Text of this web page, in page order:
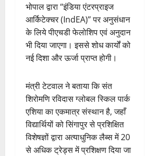
भोपाल द्वारा “इंडिया एंटरप्राइज
आर्किटेक्चर (IndEA)” पर अनुसंधान
के लिये पीएचडी फेलोशिप एवं अनुदान
भी दिया जाएगा। इससे शोध कार्यों को
नई दिशा और ऊर्जा प्राप्त होगी।
मंत्री टेटवाल ने बताया कि संत
शिरोमणि रविदास ग्लोबल स्किल पार्क
एशिया का एकमात्र संस्थान है, जहाँ
विद्यार्थियों को सिंगापुर से प्रशिक्षित
विशेषज्ञों द्वारा अत्याधुनिक लैब्स में 20
से अधिक ट्रेड्स में प्रशिक्षण दिया जा